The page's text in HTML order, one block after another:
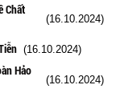
Chất
(16.10.2024)
(16.10.2024)
Hảo
(16.10.2024)